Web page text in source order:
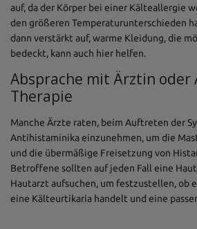
auf, da der Körper bei einer Kälteallergie
den größeren Temperaturunterschieden
dann verstärkt auf, warme Kleidung, die
bedeckt, kann auch hier helfen.
Absprache mit Ärztin oder
Therapie
Manche Ärzte raten, beim Auftreten der
Antihistaminika einzunehmen, um die
und die übermäßige Freisetzung von
Betroffene sollten auf jeden Fall eine
Hautarzt aufsuchen, um festzustellen, ob
eine Kälteurtikaria handelt und eine